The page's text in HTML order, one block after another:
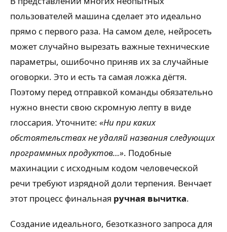
пользователей машина сделает это идеально
прямо с первого раза. На самом деле, нейросеть
может случайно вырезать важные технические
параметры, ошибочно приняв их за случайные
оговорки. Это и есть та самая ложка дёгтя.
Поэтому перед отправкой команды обязательно
нужно внести свою скромную лепту в виде
глоссария. Уточните: «Ни при каких
обстоятельствах не удаляй названия следующих
программных продуктов…». Подобные
махинации с исходным кодом человеческой
речи требуют изрядной доли терпения. Венчает
этот процесс финальная ручная вычитка.
Создание идеального, безотказного запроса для